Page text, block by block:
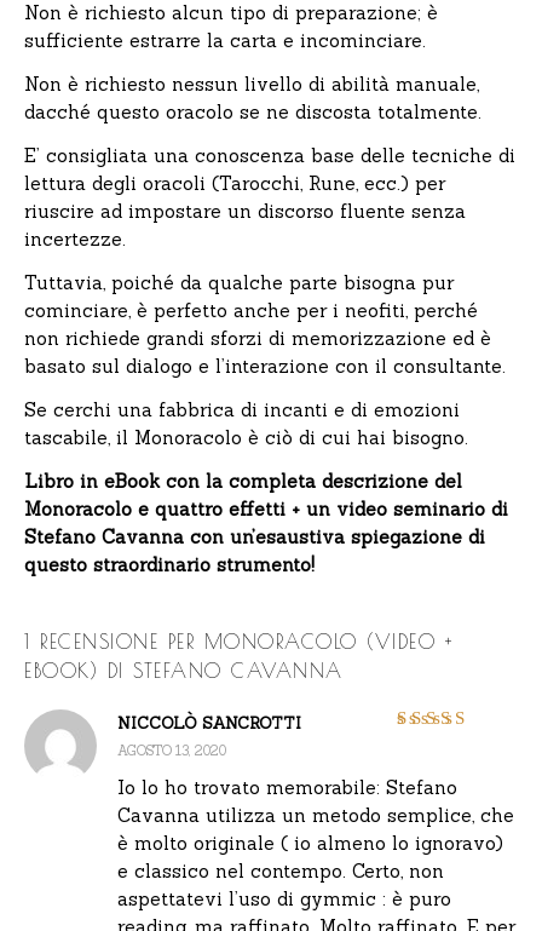
Non è richiesto alcun tipo di preparazione; è
sufficiente estrarre la carta e incominciare.
Non è richiesto nessun livello di abilità manuale,
dacché questo oracolo se ne discosta totalmente.
E’ consigliata una conoscenza base delle tecniche di
lettura degli oracoli (Tarocchi, Rune, ecc.) per
riuscire ad impostare un discorso fluente senza
incertezze.
Tuttavia, poiché da qualche parte bisogna pur
cominciare, è perfetto anche per i neofiti, perché
non richiede grandi sforzi di memorizzazione ed è
basato sul dialogo e l’interazione con il consultante.
Se cerchi una fabbrica di incanti e di emozioni
tascabile, il Monoracolo è ciò di cui hai bisogno.
Libro in eBook con la completa descrizione del
Monoracolo e quattro effetti + un video seminario di
Stefano Cavanna con un’esaustiva spiegazione di
questo straordinario strumento!
1 RECENSIONE PER MONORACOLO (VIDEO +
EBOOK) DI STEFANO CAVANNA
NICCOLÒ SANCROTTI
AGOSTO 13, 2020
Io lo ho trovato memorabile: Stefano
Cavanna utilizza un metodo semplice, che
è molto originale ( io almeno lo ignoravo)
e classico nel contempo. Certo, non
aspettatevi l’uso di gymmic : è puro